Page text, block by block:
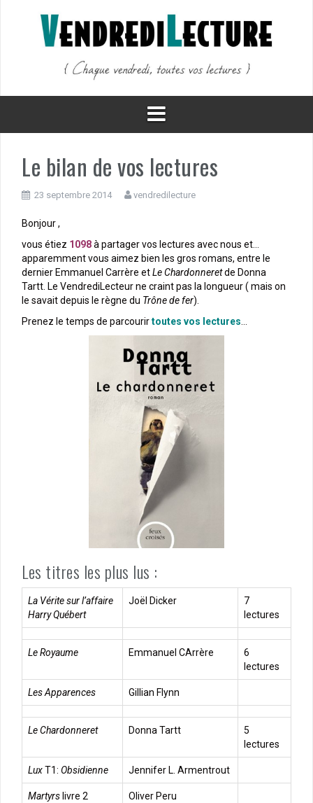
Le bilan de vos lectures
23 septembre 2014 vendredilecture
Bonjour ,
vous étiez 1098à partager vos lectures avec nous et…
apparemment vous aimez bien les gros romans, entre le
dernier Emmanuel Carrère etLe Chardonneretde Donna
Tartt. Le VendrediLecteur ne craint pas la longueur ( mais on
le savait depuis le règne du Trône de fer).
Prenez le temps de parcourirtoutes vos lectures
Les titres les plus lus :
La Vérite sur l’affaire
Harry Québert
Joël Dicker
7
lectures
Le Royaume Emmanuel CArrère
6
lectures
Les Apparences Gillian Flynn
Le Chardonneret Donna Tartt
5
lectures
LuxT1: Obsidienne Jennifer L. Armentrout
Martyrs livre 2 Oliver Peru